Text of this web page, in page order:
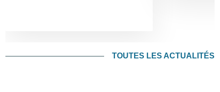
TOUTES LES ACTUALITÉS